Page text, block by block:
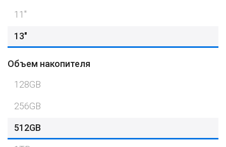
11″
13"
Объем накопителя
128GB
256GB
512GB